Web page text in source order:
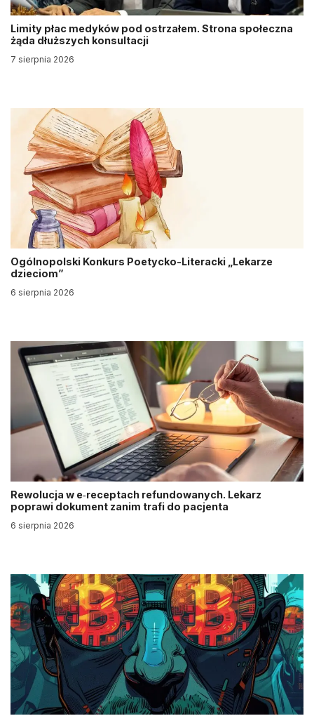
Limity płac medyków pod ostrzałem. Strona społeczna
żąda dłuższych konsultacji
7 sierpnia 2026
Ogólnopolski Konkurs Poetycko-Literacki „Lekarze
dzieciom”
6 sierpnia 2026
Rewolucja w e‑receptach refundowanych. Lekarz
poprawi dokument zanim trafi do pacjenta
6 sierpnia 2026